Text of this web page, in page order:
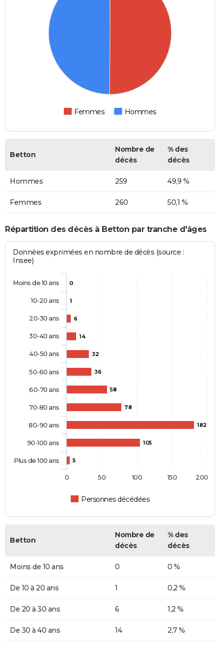
Femmes Hommes
Betton
Nombre de
décès
% des
décès
Hommes 259 49,9 %
Femmes 260 50,1 %
Répartition des décès à Betton par tranche d'âges
Données exprimées en nombre de décès (source :
Insee)
0
1
6
14
32
36
58
78
182
105
5
Personnes décédées
Moins de 10 ans
10-20 ans
20-30 ans
30-40 ans
40-50 ans
50-60 ans
60-70 ans
70-80 ans
80-90 ans
90-100 ans
Plus de 100 ans
0 50 100 150 200
Betton
Nombre de
décès
% des
décès
Moins de 10 ans 0 0 %
De 10 à 20 ans 1 0,2 %
De 20 à 30 ans 6 1,2 %
De 30 à 40 ans 14 2,7 %